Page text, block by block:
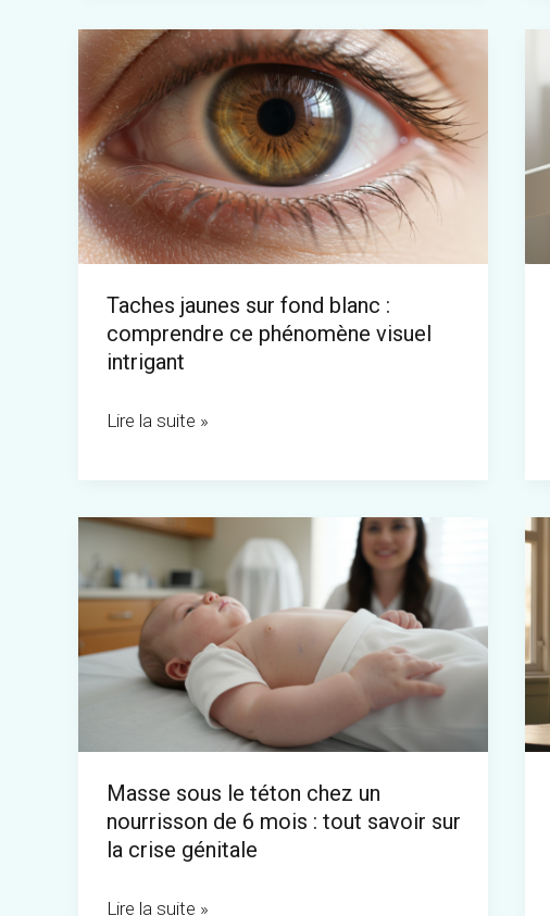
Taches jaunes sur fond blanc :
comprendre ce phénomène visuel
intrigant
Taches
jaunes
sur
fond
blanc
:
comprendre
phénomène
visuel
Lire la suite »
Masse sous le téton chez un
nourrisson de 6 mois : tout savoir sur
la crise génitale
Masse
sous
le
téton
chez
6
mois
tout
Lire la suite »